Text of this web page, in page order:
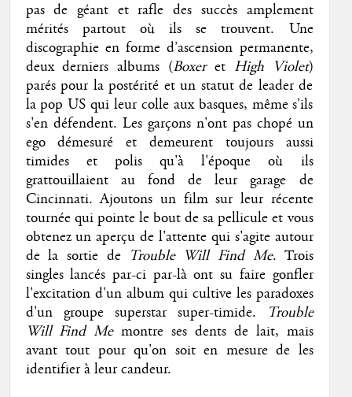
pas de géant et rafle des succès amplement
mérités partout où ils se trouvent. Une
discographie en forme d’ascension permanente,
deux derniers albums (Boxeret High Violet)
parés pour la postérité et un statut de leader de
la pop US qui leur colle aux basques, même s'ils
s'en défendent. Les garçons n'ont pas chopé un
ego démesuré et demeurent toujours aussi
timides et polis qu'à l'époque où ils
grattouillaient au fond de leur garage de
Cincinnati. Ajoutons un film sur leur récente
tournée qui pointe le bout de sa pellicule et vous
obtenez un aperçu de l'attente qui s'agite autour
de la sortie deTrouble Will Find Me. Trois
singles lancés par-ci par-là ont su faire gonfler
l'excitation d'un album qui cultive les paradoxes
d'un groupe superstar super-timide. Trouble
Will Find Memontre ses dents de lait, mais
avant tout pour qu'on soit en mesure de les
identifier à leur candeur.